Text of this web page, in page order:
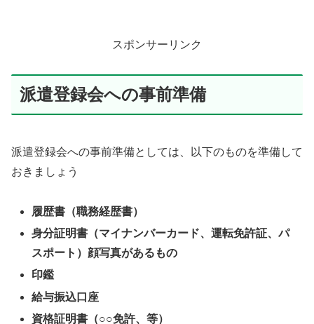
スポンサーリンク
派遣登録会への事前準備
派遣登録会への事前準備としては、以下のものを準備して
おきましょう
履歴書（職務経歴書）
身分証明書（マイナンバーカード、運転免許証、パ
スポート）顔写真があるもの
印鑑
給与振込口座
資格証明書（○○免許、等）